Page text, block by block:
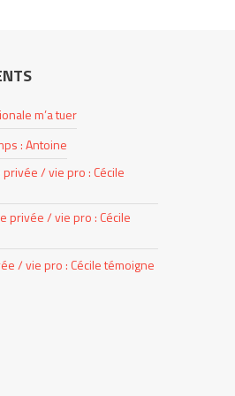
m’a tuer
: Antoine
privée / vie pro : Cécile
privée / vie pro : Cécile
/ vie pro : Cécile témoigne